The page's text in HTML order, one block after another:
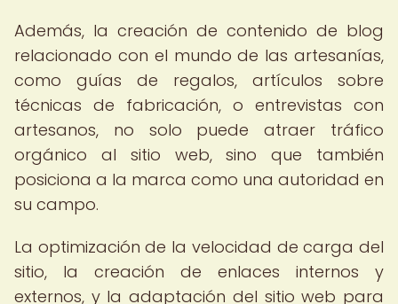
Además, la creación de contenido de blog
relacionado con el mundo de las artesanías,
como guías de regalos, artículos sobre
técnicas de fabricación, o entrevistas con
artesanos, no solo puede atraer tráfico
orgánico al sitio web, sino que también
posiciona a la marca como una autoridad en
su campo.
La optimización de la velocidad de carga del
sitio, la creación de enlaces internos y
externos, y la adaptación del sitio web para